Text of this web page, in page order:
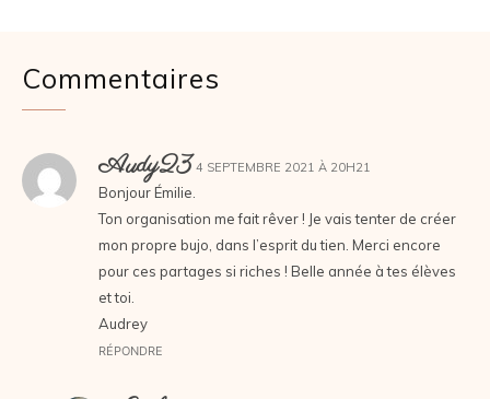
Commentaires
Audy23 4 SEPTEMBRE 2021 À 20H21
Bonjour Émilie.
Ton organisation me fait rêver ! Je vais tenter de créer
mon propre bujo, dans l’esprit du tien. Merci encore
pour ces partages si riches ! Belle année à tes élèves
et toi.
Audrey
RÉPONDRE